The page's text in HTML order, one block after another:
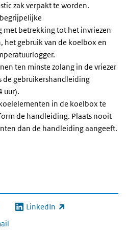
zak verpakt te worden.
betrekking tot het invriezen
het gebruik van de koelbox en
ten minste zolang in de vriezer
de gebruikershandleiding
uur).
in de koelbox te
de handleiding. Plaats nooit
dan de handleiding aangeeft.
link) LinkedIn
(externe link)